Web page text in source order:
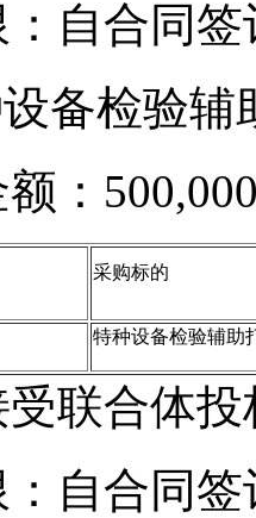
自合同
备检验辅
：
采购标的
特种设备检验辅助
联合体投
自合同